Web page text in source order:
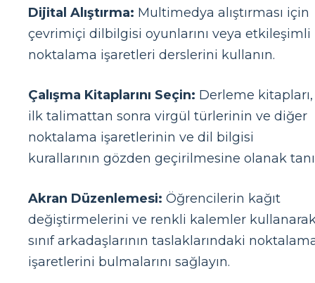
Dijital Alıştırma: Multimedya alıştırması için
çevrimiçi dilbilgisi oyunlarını veya etkileşimli
noktalama işaretleri derslerini kullanın.
Çalışma Kitaplarını Seçin: Derleme kitapları,
ilk talimattan sonra virgül türlerinin ve diğer
noktalama işaretlerinin ve dil bilgisi
kurallarının gözden geçirilmesine olanak
Akran Düzenlemesi: Öğrencilerin kağıt
değiştirmelerini ve renkli kalemler
sınıf arkadaşlarının taslaklarındaki
işaretlerini bulmalarını sağlayın.